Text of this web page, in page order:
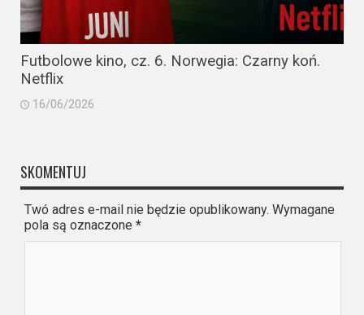
Futbolowe kino, cz. 6. Norwegia: Czarny koń.
Netflix
16/06/2026
SKOMENTUJ
Twó adres e-mail nie będzie opublikowany. Wymagane
pola są oznaczone *